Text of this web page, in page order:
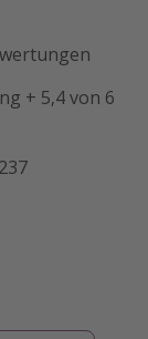
+ 5,4 von 6